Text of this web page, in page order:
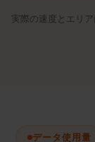
実際の速度とエリ
データ使用量